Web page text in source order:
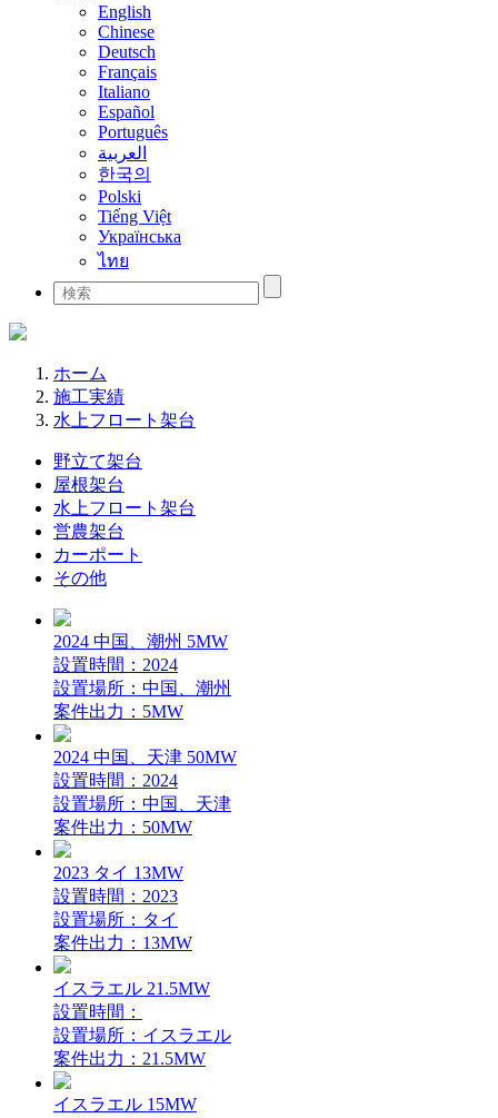
English
Chinese
Deutsch
Français
Italiano
Español
Português
العربية
한국의
Polski
Tiếng Việt
Українська
ไทย
ホーム
施工実績
水上フロート架台
野立て架台
屋根架台
水上フロート架台
営農架台
カーポート
その他
2024 中国、潮州 5MW
設置時間：2024
設置場所：中国、潮州
案件出力：5MW
2024 中国、天津 50MW
設置時間：2024
設置場所：中国、天津
案件出力：50MW
2023 タイ 13MW
設置時間：2023
設置場所：タイ
案件出力：13MW
イスラエル 21.5MW
設置時間：
設置場所：イスラエル
案件出力：21.5MW
イスラエル 15MW